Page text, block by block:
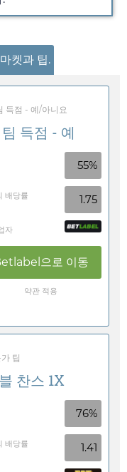
켓과 팁.
득점 - 예/아니요
득점 - 예
55%
배당률 1.75
자
으로 이동
약관 적용
팁
찬스 1X
76%
배당률 1.41